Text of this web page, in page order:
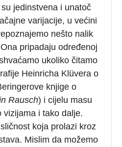
jedinstvena i unatoč
varijacije, u većini
nešto nalik
pripadaju određenoj
ukoliko čitamo
Heinricha Klüvera o
knjige o
Rausch) i cijelu masu
vizijama i tako dalje.
koja prolazi kroz
Mislim da možemo